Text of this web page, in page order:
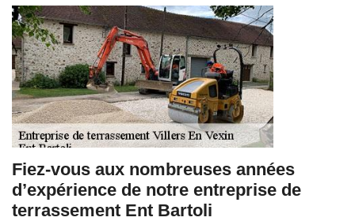
Fiez-vous aux nombreuses années
d’expérience de notre entreprise de
terrassement Ent Bartoli